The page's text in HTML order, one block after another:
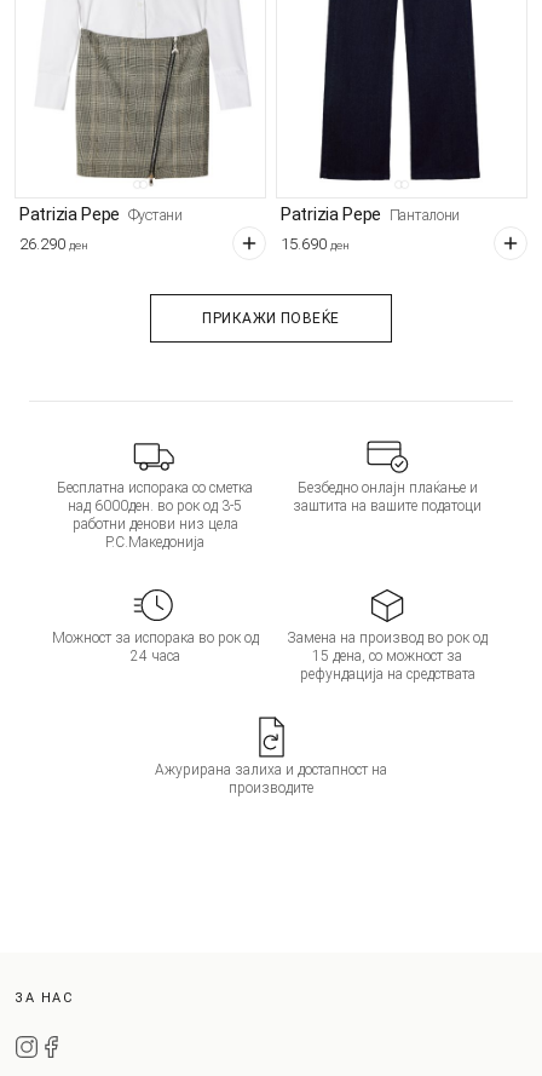
Patrizia Pepe Фустани
26.290 ден
Patrizia Pepe Панталони
15.690 ден
ПРИКАЖИ ПОВЕЌЕ
Бесплатна испорака со сметка
над 6000ден. во рок од 3-5
работни денови низ цела
Р.С.Македонија
Безбедно онлајн плаќање и
заштита на вашите податоци
Можност за испорака во рок од
24 часа
Замена на производ во рок од
15 дена, со можност за
рефундација на средствата
Ажурирана залиха и достапност на
производите
ЗА НАС